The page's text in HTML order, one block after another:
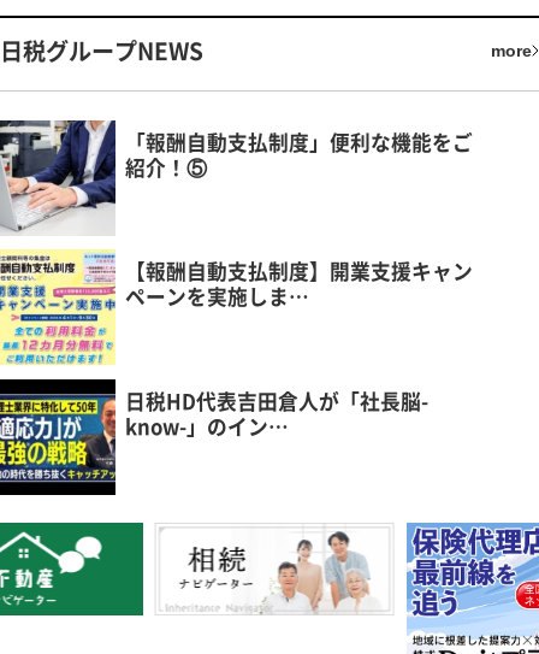
日税グループNEWS more
「報酬自動支払制度」便利な機能をご
紹介！⑤
【報酬自動支払制度】開業支援キャン
ペーンを実施しま…
日税HD代表吉田倉人が「社長脳-
know-」のイン…